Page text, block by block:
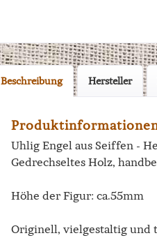
Beschreibung Hersteller
Produktinformationen
Uhlig Engel aus Seiffen -
Gedrechseltes Holz,
Höhe der Figur: ca.55mm
Originell, vielgestaltig und